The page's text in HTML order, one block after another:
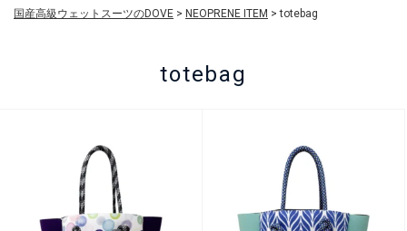
国産高級ウェットスーツのDOVE > NEOPRENE ITEM >totebag
totebag